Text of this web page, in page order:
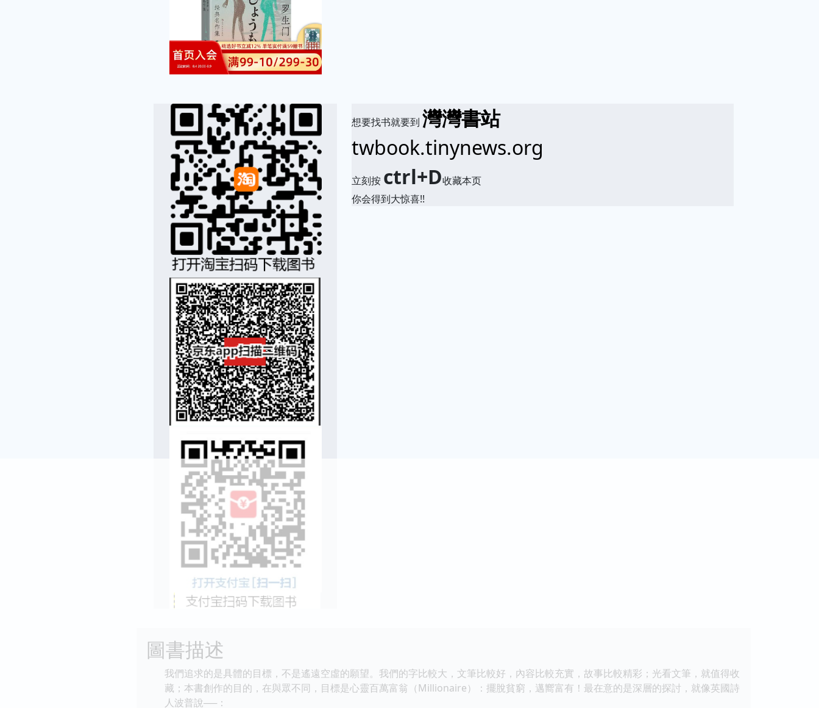
想要找书就要到 灣灣書站
twbook.tinynews.org
立刻按 ctrl+D收藏本页
你会得到大惊喜!!
圖書描述
我們追求的是具體的目標，不是遙遠空虛的願望。我們的字比較大，文筆比較好，內容比較充實，故事比較精彩；光看文筆，就值得收
藏；本書創作的目的，在與眾不同，目標是心靈百萬富翁（Millionaire）：擺脫貧窮，邁嚮富有！最在意的是深層的探討，就像英國詩
人波普說──：